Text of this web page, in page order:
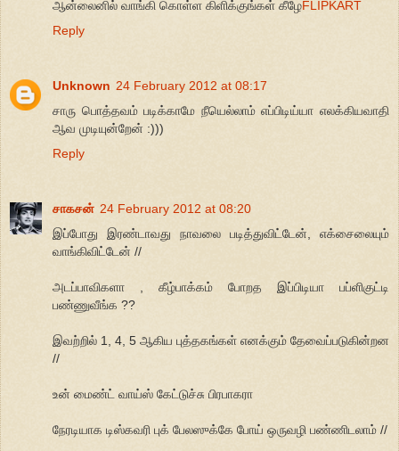
ஆன்லைனில் வாங்கி கொள்ள கிளிக்குங்கள் கீழேFLIPKART
Reply
Unknown 24 February 2012 at 08:17
சாரு பொத்தவம் படிக்காமே நீயெல்லாம் எப்பிடிய்யா எலக்கியவாதி
ஆவ முடியுன்றேன் :)))
Reply
சாகசன் 24 February 2012 at 08:20
இப்போது இரண்டாவது நாவலை படித்துவிட்டேன், எக்சைலையும்
வாங்கிவிட்டேன் //
அடப்பாவிகளா , கீழ்பாக்கம் போறத இப்பிடியா பப்ளிகுட்டி
பண்ணுவீங்க ??
இவற்றில் 1, 4, 5 ஆகிய புத்தகங்கள் எனக்கும் தேவைப்படுகின்றன
//
உன் மைண்ட் வாய்ஸ் கேட்டுச்சு பிரபாகரா
நேரடியாக டிஸ்கவரி புக் பேலஸுக்கே போய் ஒருவழி பண்ணிடலாம் //